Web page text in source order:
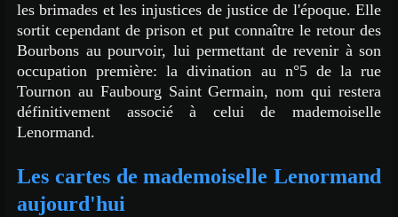
les brimades et les injustices de justice de l'époque. Elle
sortit cependant de prison et put connaître le retour des
Bourbons au pourvoir, lui permettant de revenir à son
occupation première: la divination au n°5 de la rue
Tournon au Faubourg Saint Germain, nom qui restera
définitivement associé à celui de mademoiselle
Lenormand.
Les cartes de mademoiselle Lenormand
aujourd'hui